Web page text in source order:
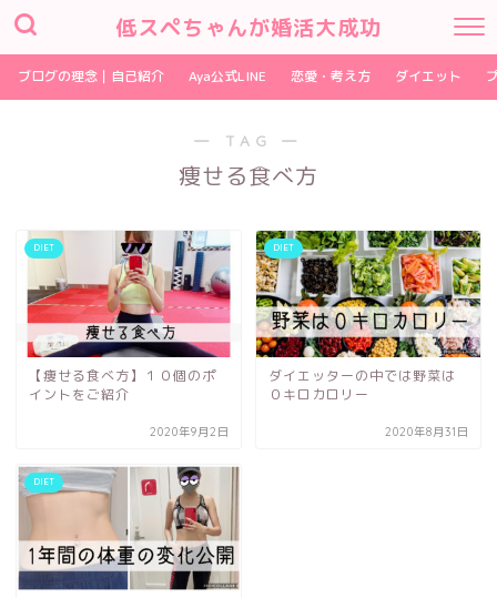
低スペちゃんが婚活大成功
ブログの理念｜自己紹介 Aya公式LINE 恋愛・考え方 ダイエット
― TAG ―
痩せる食べ方
DIET
【痩せる食べ方】１０個のポ
イントをご紹介
2020年9月2日
DIET
ダイエッターの中では野菜は
０キロカロリー
2020年8月31日
DIET